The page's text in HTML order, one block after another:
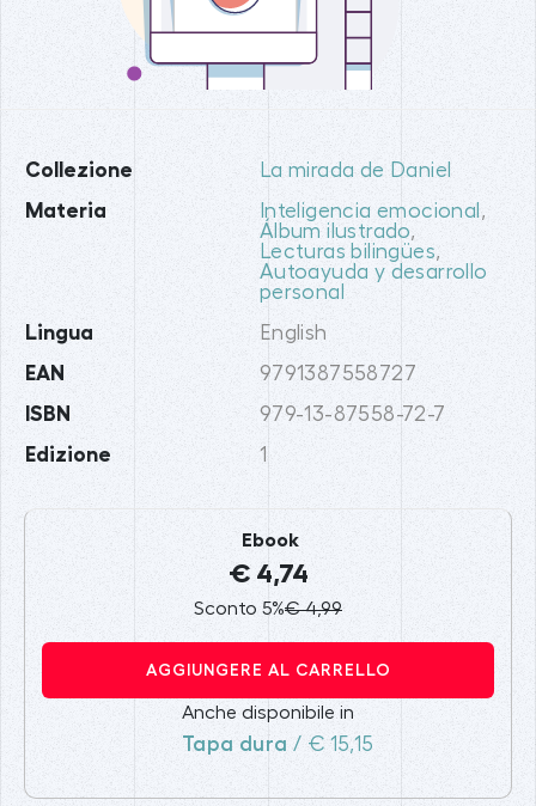
Collezione La mirada de Daniel
Materia Inteligencia emocional ,
Álbum ilustrado,
Lecturas bilingües,
Autoayuda y desarrollo
personal
Lingua English
EAN 9791387558727
ISBN 979-13-87558-72-7
Edizione 1
Ebook
€ 4,74
Sconto 5%€ 4,99
AGGIUNGERE AL CARRELLO
Anche disponibile in
Tapa dura / € 15,15